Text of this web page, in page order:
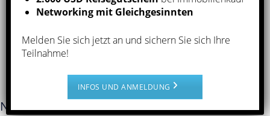
Vertrauensperson vor Ortsein und uns um Ihre
Rentabel, sicher und schön
Investments in Panama
Newsletter-Anmeldung
Networking mit Gleichgesinnten
Melden Sie sich jetzt an und sichern Sie sich Ihre
Teilnahme!
INFOS UND ANMELDUNG